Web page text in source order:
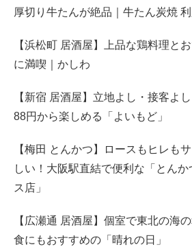
厚切り牛たんが絶品｜牛たん炭焼
【浜松町 居酒屋】上品な鶏料理と
に満喫｜かしわ
【新宿 居酒屋】立地よし・接客よ
88円から楽しめる「よいもど」
【梅田 とんかつ】ロースもヒレも
しい！大阪駅直結で便利な「とんか
ス店」
【広瀬通 居酒屋】個室で東北の海
食にもおすすめの「晴れの日」